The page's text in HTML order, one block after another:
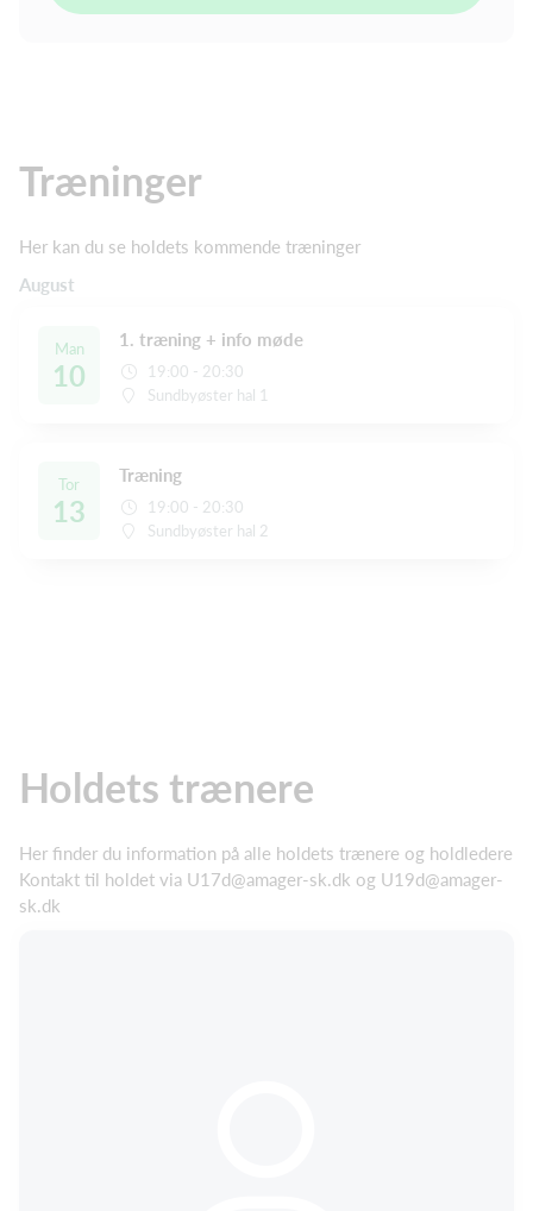
Træninger
Her kan du se holdets kommende træninger
August
Man
10
1. træning + info møde
19:00 - 20:30
Sundbyøster hal 1
Tor
13
Træning
19:00 - 20:30
Sundbyøster hal 2
Holdets trænere
Her finder du information på alle holdets trænere og holdledere
Kontakt til holdet via U17d@amager-sk.dk og U19d@amager-
sk.dk